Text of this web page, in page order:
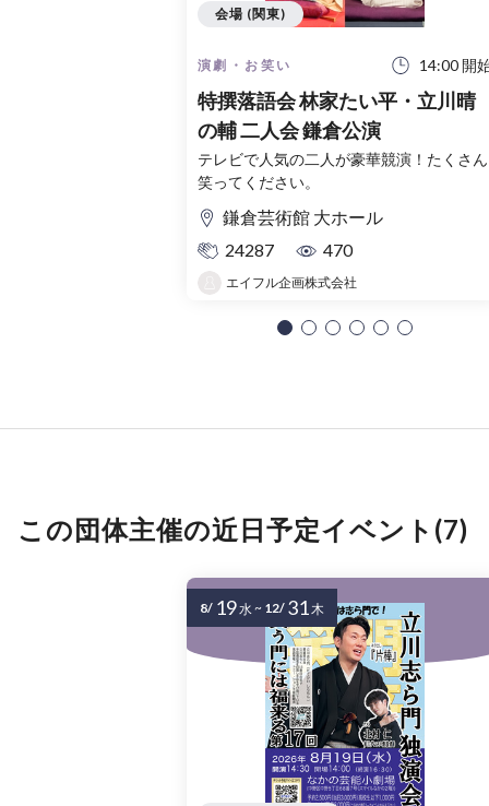
演劇・お笑い 14:00 開
特撰落語会 林家たい平・立川晴
の輔 二人会 鎌倉公演
テレビで人気の二人が豪華競演！たくさん
笑ってください。
鎌倉芸術館 大ホール
24287
470
エイフル企画株式会社
会場 (関東)
この団体主催の近日予定イベント(7)
8/ 19水~ 12/ 31木